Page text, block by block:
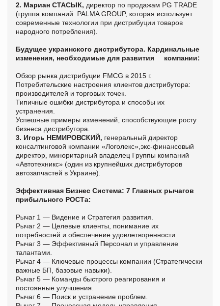
2. Мариан СТАСЫК, директор по продажам PG TRADE
(группа компаний PALMA GROUP, которая использует
современные технологии при дистрибуции товаров
народного потребления).
Будущее украинского дистрибутора. Кардинальные
изменения, необходимые для развития компании:
Обзор рынка дистрибуции FMCG в 2015 г.
Потребительские настроения клиентов дистрибутора:
производителей и торговых точек.
Типичные ошибки дистрибутора и способы их
устранения.
Успешные примеры изменений, способствующие росту
бизнеса дистрибутора.
3. Игорь НЕМИРОВСКИЙ, генеральный директор
консалтинговой компании «Логолекс»,экс-финансовый
директор, миноритарный владелец Группы компаний
«Автотехникс» (один из крупнейших дистрибуторов
автозапчастей в Украине).
Эффективная Бизнес Система: 7 Главных рычагов
прибыльного РОСТа:
Рычаг 1 — Видение и Стратегия развития.
Рычаг 2 — Целевые клиенты, понимание их
потребностей и обеспечение удовлетворенности.
Рычаг 3 — Эффективный Персонал и управление
талантами.
Рычаг 4 — Ключевые процессы компании (Стратегически
важные БП, базовые навыки).
Рычаг 5 — Команды быстрого реагирования и
постоянные улучшения.
Рычаг 6 — Поиск и устранение проблем.